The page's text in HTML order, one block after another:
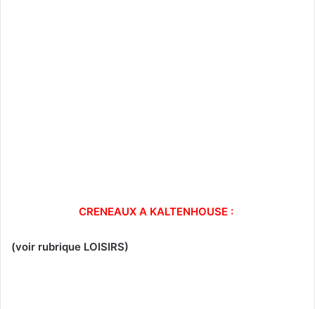
CRENEAUX A KALTENHOUSE :
(voir rubrique LOISIRS)